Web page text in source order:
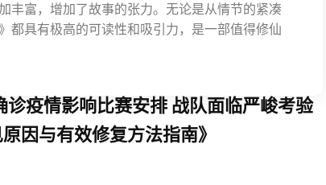
丰富，增加了故事的张力。无论是从情节的紧凑
都具有极高的可读性和吸引力，是一部值得修仙
诊疫情影响比赛安排 战队面临严峻考验
因与有效修复方法指南》